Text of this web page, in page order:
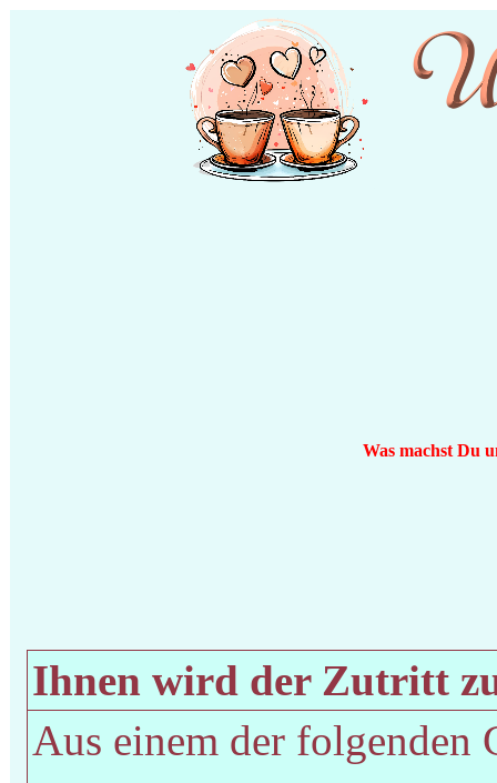
Was machst Du
Ihnen wird der Zutritt
Aus einem der folgenden